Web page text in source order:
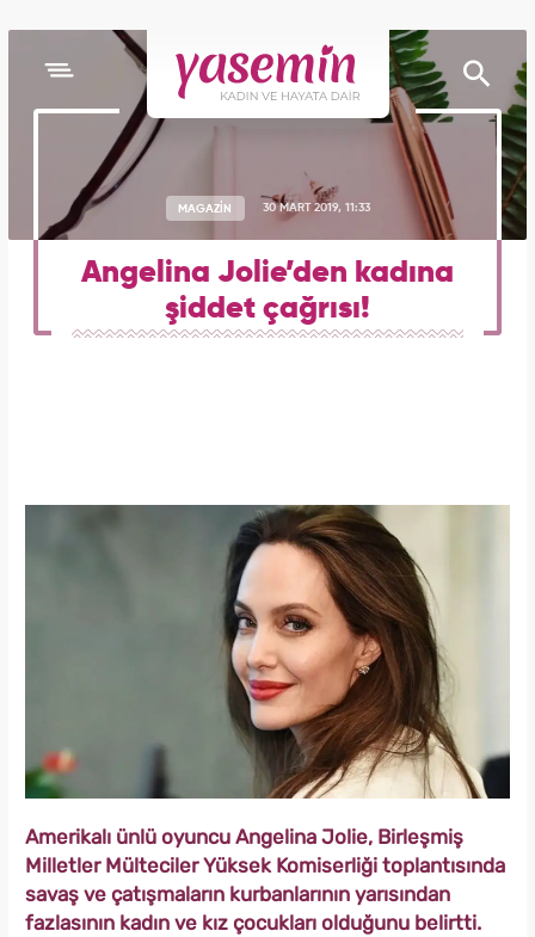
MAGAZİN 30 MART 2019, 11:33
Angelina Jolie’den kadına
şiddet çağrısı!
Amerikalı ünlü oyuncu Angelina Jolie, Birleşmiş
Milletler Mülteciler Yüksek Komiserliği toplantısında
savaş ve çatışmaların kurbanlarının yarısından
fazlasının kadın ve kız çocukları olduğunu belirtti.